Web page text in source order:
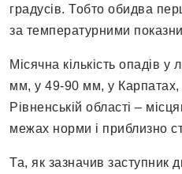
градусів. Тобто обидва
за температурними
Місячна кількість опадів у
мм, у 49-90 мм, у Карпатах,
Рівненській області –
межах норми і приблизно
Та, як зазначив заступник